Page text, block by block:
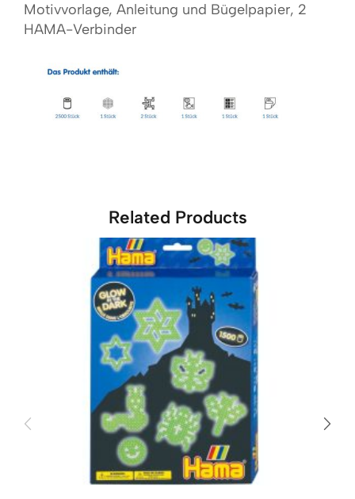
Motivvorlage, Anleitung und Bügelpapier, 2
HAMA-Verbinder
Related Products